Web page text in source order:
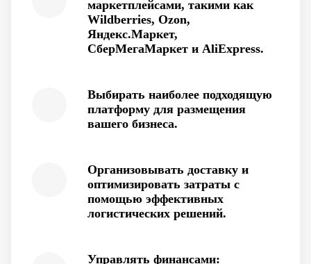
маркетплейсами, такими как
Wildberries, Ozon,
Яндекс.Маркет,
СберМегаМаркет и AliExpress.
Выбирать наиболее подходящую
платформу для размещения
вашего бизнеса.
Организовывать доставку и
оптимизировать затраты с
помощью эффективных
логистических решений.
Управлять финансами: